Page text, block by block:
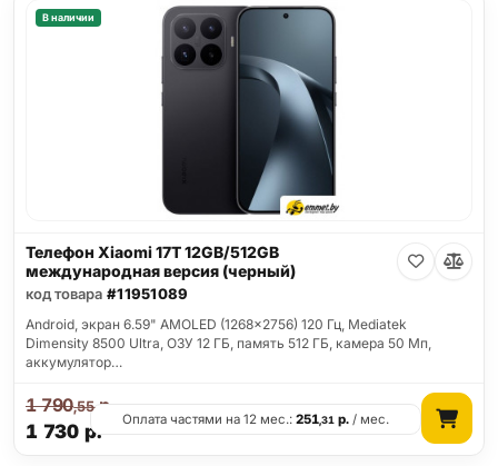
В наличии
Телефон Xiaomi 17T 12GB/512GB
международная версия (черный)
код товара #11951089
Android, экран 6.59" AMOLED (1268x2756) 120 Гц, Mediatek
Dimensity 8500 Ultra, ОЗУ 12 ГБ, память 512 ГБ, камера 50 Мп,
аккумулятор…
1 730 р.
1 790,55р.
Оплата частями на 12 мес.:251,31 р. / мес.